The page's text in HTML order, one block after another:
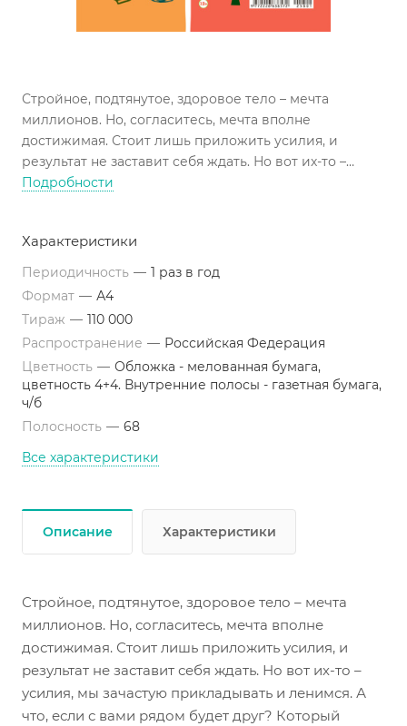
Стройное, подтянутое, здоровое тело – мечта
миллионов. Но, согласитесь, мечта вполне
достижимая. Стоит лишь приложить усилия, и
результат не заставит себя ждать. Но вот их-то –
усилия, мы зачастую прикладывать и ленимся. А что,
подскажет, не соврет.
Этот Дневник питания готов стать для вас таким
другом. Он сделает путь к стройности
увлекательным приключением.
Подробности
Характеристики
Периодичность — 1 раз в год
Формат — А4
Тираж — 110 000
Распространение — Российская Федерация
Цветность — Обложка - мелованная бумага,
цветность 4+4. Внутренние полосы - газетная бумага,
ч/б
Полосность — 68
Все характеристики
Описание Характеристики
Стройное, подтянутое, здоровое тело – мечта
миллионов. Но, согласитесь, мечта вполне
достижимая. Стоит лишь приложить усилия, и
результат не заставит себя ждать. Но вот их-то –
усилия, мы зачастую прикладывать и ленимся. А
что, если с вами рядом будет друг? Который